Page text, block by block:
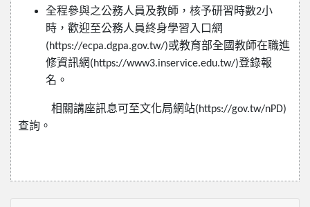
全程參與之公務人員及教師，核予研習時數2小
時，歡迎至公務人員終身學習入口網
(https://ecpa.dgpa.gov.tw/)或教育部全國教師在職進
修資訊網(https://www3.inservice.edu.tw/)登錄報
名。
相關講座訊息可至文化局網站(https://gov.tw/nPD)
查詢。